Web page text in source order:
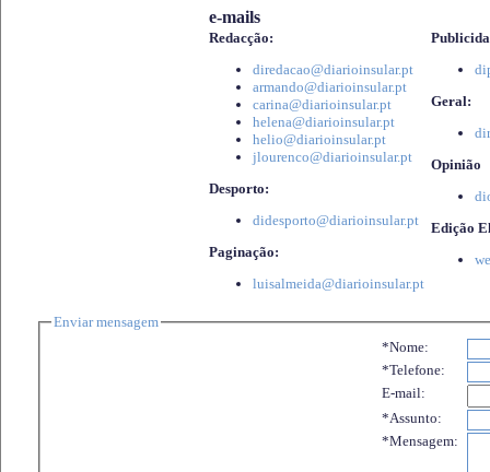
e-mails
Redacção:
diredacao@diarioinsular.pt
armando@diarioinsular.pt
carina@diarioinsular.pt
helena@diarioinsular.pt
helio@diarioinsular.pt
jlourenco@diarioinsular.pt
Desporto:
didesporto@diarioinsular.pt
Paginação:
luisalmeida@diarioinsular.pt
Geral:
Opinião
Edição
Enviar mensagem
*Nome:
*Telefone:
E-mail:
*Assunto:
*Mensagem: